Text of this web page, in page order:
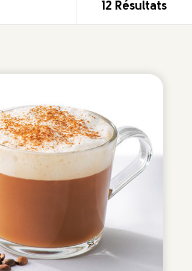
12 Résultats